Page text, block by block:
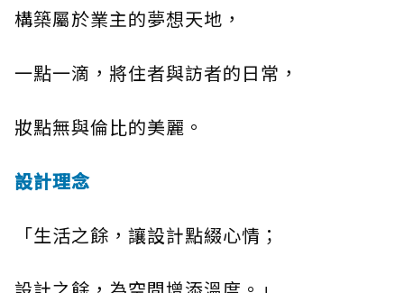
構築屬於業主的夢想天地，
一點一滴，將住者與訪者的日常，
妝點無與倫比的美麗。
設計理念
「生活之餘，讓設計點綴心情；